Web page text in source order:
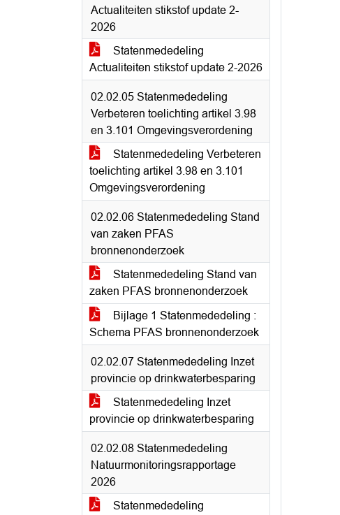
Actualiteiten stikstof update 2-
2026
Statenmededeling
Actualiteiten stikstof update 2-2026
02.02.05 Statenmededeling
Verbeteren toelichting artikel 3.98
en 3.101 Omgevingsverordening
Statenmededeling Verbeteren
toelichting artikel 3.98 en 3.101
Omgevingsverordening
02.02.06 Statenmededeling Stand
van zaken PFAS
bronnenonderzoek
Statenmededeling Stand van
zaken PFAS bronnenonderzoek
Bijlage 1 Statenmededeling :
Schema PFAS bronnenonderzoek
02.02.07 Statenmededeling Inzet
provincie op drinkwaterbesparing
Statenmededeling Inzet
provincie op drinkwaterbesparing
02.02.08 Statenmededeling
Natuurmonitoringsrapportage
2026
Statenmededeling